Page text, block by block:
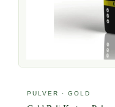
PULVER · GOLD